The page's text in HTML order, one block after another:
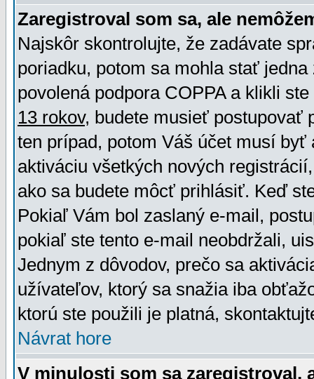
Zaregistroval som sa, ale
Najskôr skontrolujte, že zadávate
poriadku, potom sa mohla stať
povolená podpora COPPA a klikli
13 rokov, budete musieť postupovať
ten prípad, potom Váš účet musí
aktiváciu všetkých nových
ako sa budete môcť prihlásiť. Keď
Pokiaľ Vám bol zaslaný e-mail,
pokiaľ ste tento e-mail neobdržali,
Jednym z dôvodov, prečo sa
užívateľov, ktorý sa snažia iba
ktorú ste použili je platná,
Návrat hore
V minulosti som sa zaregistroval,